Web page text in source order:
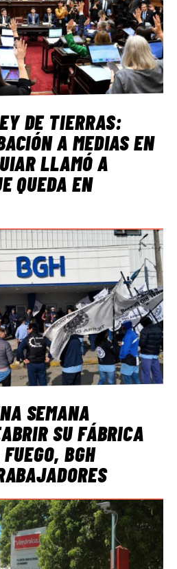
DE TIERRAS:
A MEDIAS EN
LLAMÓ A
QUEDA EN
SEMANA
SU FÁBRICA
BGH